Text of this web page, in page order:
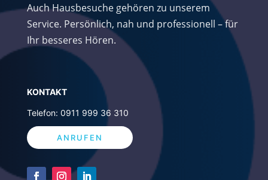
Auch Hausbesuche gehören zu unserem
Service. Persönlich, nah und professionell – für
Ihr besseres Hören.
KONTAKT
Telefon: 0911 999 36 310
ANRUFEN